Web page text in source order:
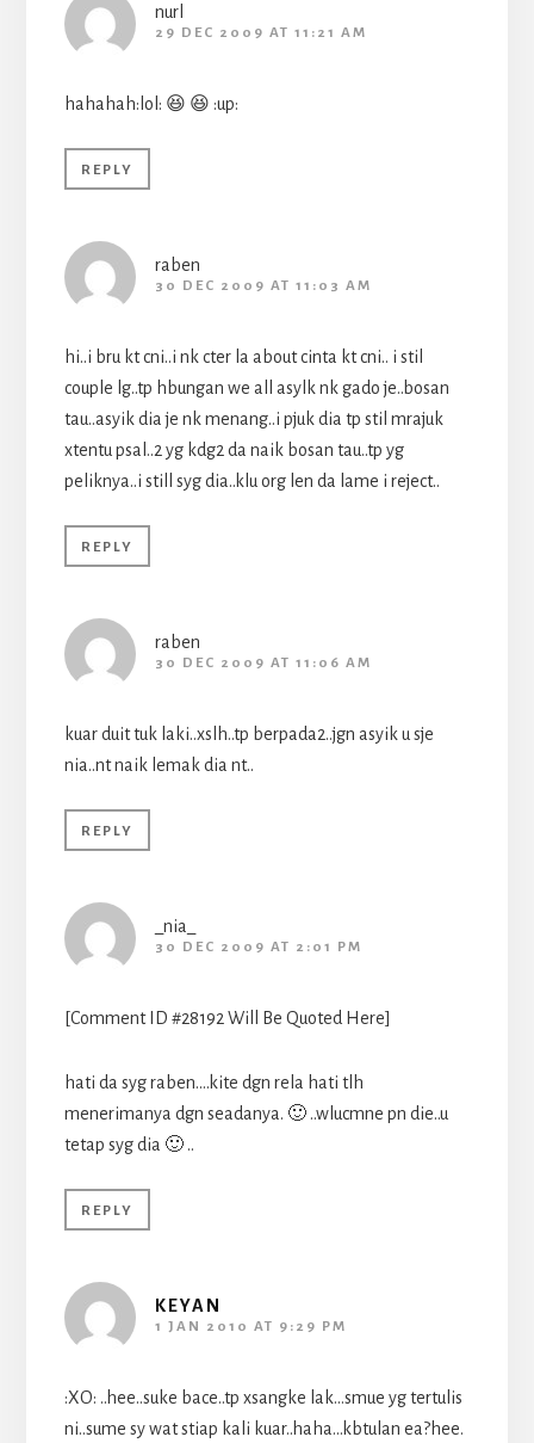
nurl
29 DEC 2009 AT 11:21 AM
hahahah:lol: 😆 😆 :up:
REPLY
raben
30 DEC 2009 AT 11:03 AM
hi..i bru kt cni..i nk cter la about cinta kt cni.. i stil
couple lg..tp hbungan we all asylk nk gado je..bosan
tau..asyik dia je nk menang..i pjuk dia tp stil mrajuk
xtentu psal..2 yg kdg2 da naik bosan tau..tp yg
peliknya..i still syg dia..klu org len da lame i reject..
REPLY
raben
30 DEC 2009 AT 11:06 AM
kuar duit tuk laki..xslh..tp berpada2..jgn asyik u sje
nia..nt naik lemak dia nt..
REPLY
_nia_
30 DEC 2009 AT 2:01 PM
[Comment ID #28192 Will Be Quoted Here]
hati da syg raben….kite dgn rela hati tlh
menerimanya dgn seadanya. 🙂 ..wlucmne pn die..u
tetap syg dia 🙂 ..
REPLY
KEYAN
1 JAN 2010 AT 9:29 PM
:XO: ..hee..suke bace..tp xsangke lak…smue yg tertulis
ni..sume sy wat stiap kali kuar..haha…kbtulan ea?hee.